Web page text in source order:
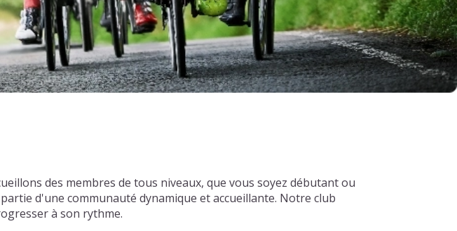
des membres de tous niveaux, que vous soyez débutant ou
d'une communauté dynamique et accueillante. Notre club
à son rythme.